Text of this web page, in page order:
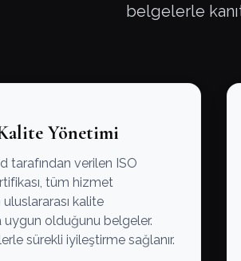
belgelerle
Yönetimi
tarafından verilen ISO
tüm hizmet
kalite
uygun olduğunu belgeler.
sürekli iyileştirme sağlanır.